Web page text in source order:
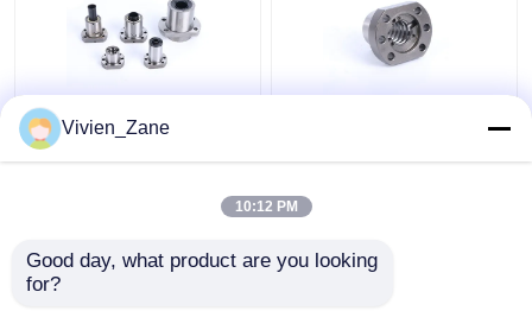
SF STYPE Vite a
ricircolo di sfere in
filettatura rullata
Vivien_Zane
10:12 PM
Good day, what product are you looking
for?